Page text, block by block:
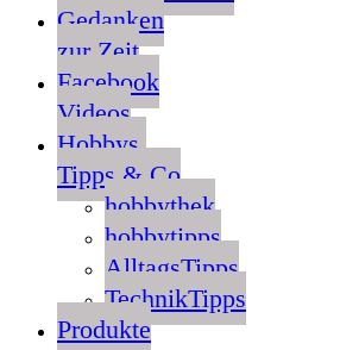
Gedanken
zur Zeit
Facebook
Videos
Hobbys,
Tipps & Co
hobbythek
hobbytipps
AlltagsTipps
TechnikTipps
Produkte